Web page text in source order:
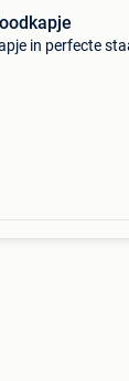
in perfecte